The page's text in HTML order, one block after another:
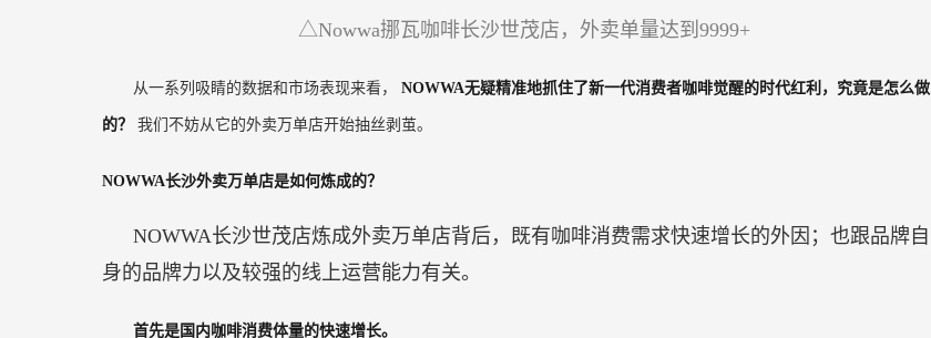
△Nowwa挪瓦咖啡长沙世茂店，外卖单量达到9999+
从一系列吸睛的数据和市场表现来看， NOWWA无疑精准地抓住了新一代消费者咖啡觉醒的时代红利，究竟是怎么做
的？ 我们不妨从它的外卖万单店开始抽丝剥茧。
NOWWA长沙外卖万单店是如何炼成的？
NOWWA长沙世茂店炼成外卖万单店背后，既有咖啡消费需求快速增长的外因；也跟品牌自
身的品牌力以及较强的线上运营能力有关。
首先是国内咖啡消费体量的快速增长。